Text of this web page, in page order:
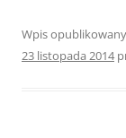
Wpis
23 listopada 2014